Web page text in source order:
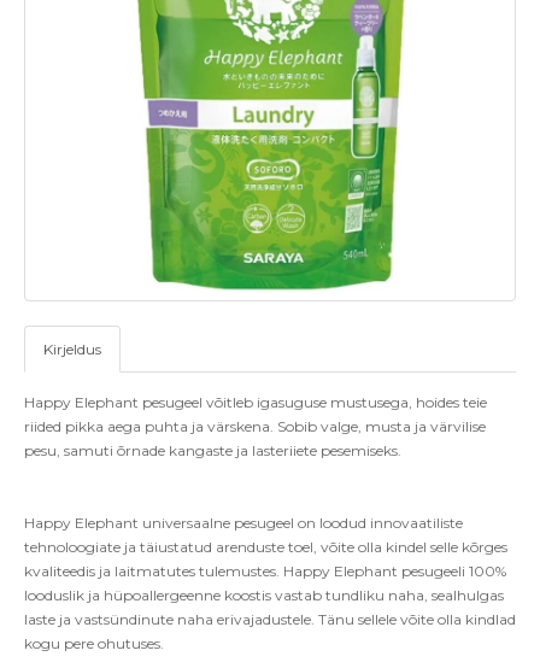
Kirjeldus
Happy Elephant pesugeel võitleb igasuguse mustusega, hoides teie
riided pikka aega puhta ja värskena. Sobib valge, musta ja värvilise
pesu, samuti õrnade kangaste ja lasteriiete pesemiseks.
Happy Elephant universaalne pesugeel on loodud innovaatiliste
tehnoloogiate ja täiustatud arenduste toel, võite olla kindel selle kõrges
kvaliteedis ja laitmatutes tulemustes. Happy Elephant pesugeeli 100%
looduslik ja hüpoallergeenne koostis vastab tundliku naha, sealhulgas
laste ja vastsündinute naha erivajadustele. Tänu sellele võite olla kindlad
kogu pere ohutuses.